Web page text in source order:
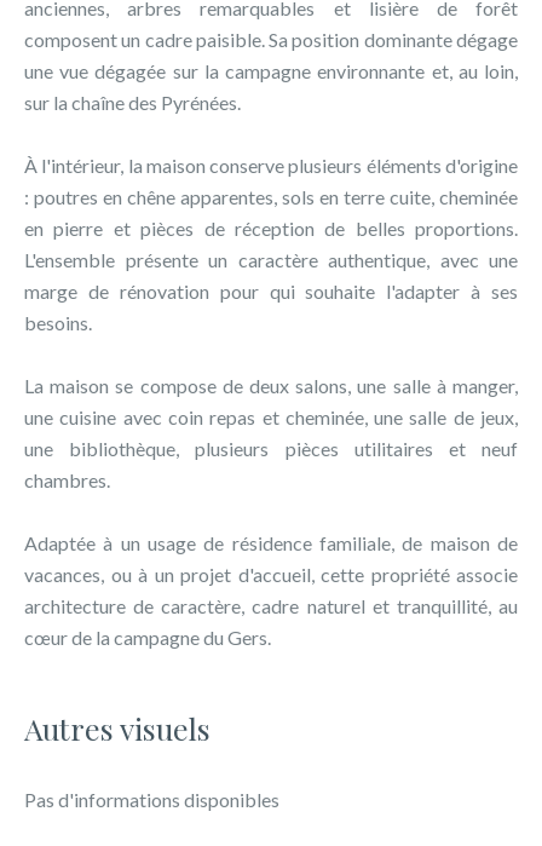
anciennes, arbres remarquables et lisière de forêt
composent un cadre paisible. Sa position dominante dégage
une vue dégagée sur la campagne environnante et, au loin,
sur la chaîne des Pyrénées.
À l'intérieur, la maison conserve plusieurs éléments d'origine
: poutres en chêne apparentes, sols en terre cuite, cheminée
en pierre et pièces de réception de belles proportions.
L'ensemble présente un caractère authentique, avec une
marge de rénovation pour qui souhaite l'adapter à ses
besoins.
La maison se compose de deux salons, une salle à manger,
une cuisine avec coin repas et cheminée, une salle de jeux,
une bibliothèque, plusieurs pièces utilitaires et neuf
chambres.
Adaptée à un usage de résidence familiale, de maison de
vacances, ou à un projet d'accueil, cette propriété associe
architecture de caractère, cadre naturel et tranquillité, au
cœur de la campagne du Gers.
Autres visuels
Pas d'informations disponibles